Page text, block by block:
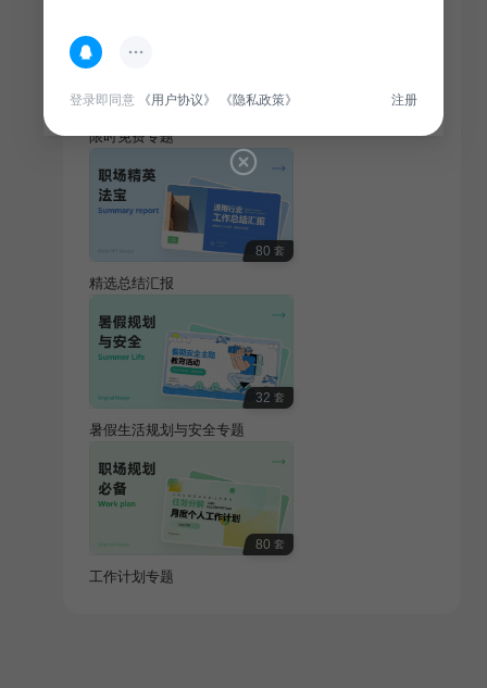
100 套
限时免费专题
80 套
精选总结汇报
32 套
暑假生活规划与安全专题
80 套
工作计划专题
登录即同意 《用户协议》 《隐私政策》 注册